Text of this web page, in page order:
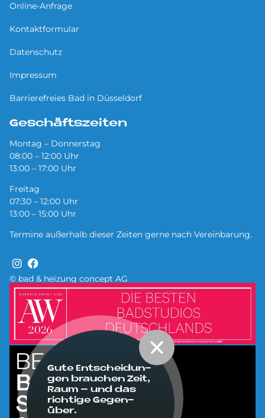
© bad & heizung concept AG
Bild
Gute Ent­schei­dun­
gen brau­chen Zeit,
Raum – und das
rich­ti­ge Ge­gen­
über.
Online-Anfrage
Kontaktformular
Datenschutz
Impressum
Barrierefreies Bad in Düsseldorf
Geschäftszeiten
Montag – Donnerstag
08:00 – 12:00 Uhr
13:00 – 17:00 Uhr
Freitag
07:30 – 12:00 Uhr
13:00 – 15:00 Uhr
Termine außerhalb dieser Zeiten gerne nach Vereinbarung.